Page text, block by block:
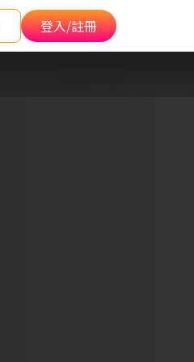
登入/註冊